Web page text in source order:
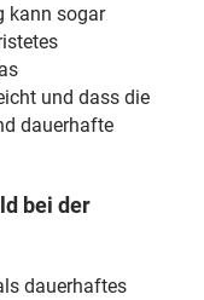
kann sogar
und dass die
dauerhafte
bei der
dauerhaftes